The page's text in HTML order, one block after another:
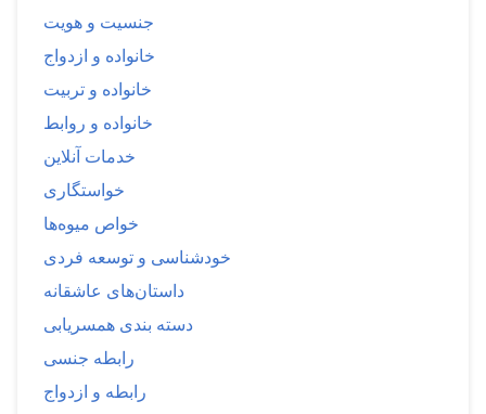
جنسیت و هویت
خانواده و ازدواج
خانواده و تربیت
خانواده و روابط
خدمات آنلاین
خواستگاری
خواص میوه‌ها
خودشناسی و توسعه فردی
داستان‌های عاشقانه
دسته بندی همسریابی
رابطه جنسی
رابطه و ازدواج